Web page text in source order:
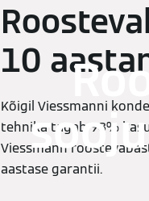
10
Kõigil Viessmanni
tehnika tagab 98%
Viessmann
aastase garantii.